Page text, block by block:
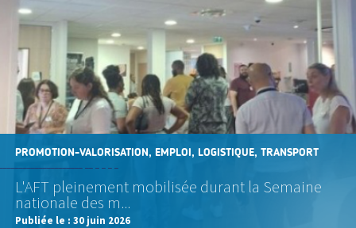
PROMOTION-VALORISATION, EMPLOI, LOGISTIQUE, TRANSPORT
L'AFT pleinement mobilisée durant la Semaine
nationale des m...
Publiée le : 30 juin 2026